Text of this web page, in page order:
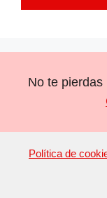
No te pierdas
Política de